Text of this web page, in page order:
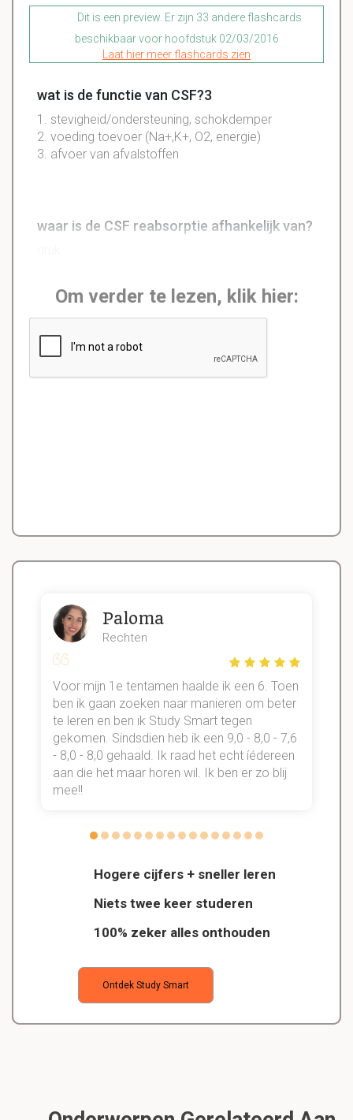
Dit is een preview. Er zijn 33 andere flashcards
beschikbaar voor hoofdstuk 02/03/2016
Laat hier meer flashcards zien
wat is de functie van CSF?3
1. stevigheid/ondersteuning, schokdemper
2. voeding toevoer (Na+,K+, O2, energie)
3. afvoer van afvalstoffen
waar is de CSF reabsorptie afhankelijk van?
Om verder te lezen, klik hier:
Hogere cijfers + sneller leren
Niets twee keer studeren
100% zeker alles onthouden
Ontdek Study Smart
Paloma
Rechten
Voor mijn 1e tentamen haalde ik een 6. Toen
ben ik gaan zoeken naar manieren om beter
te leren en ben ik Study Smart tegen
gekomen. Sindsdien heb ik een 9,0 - 8,0 - 7,6
- 8,0 - 8,0 gehaald. Ik raad het echt íédereen
aan die het maar horen wil. Ik ben er zo blij
mee!!